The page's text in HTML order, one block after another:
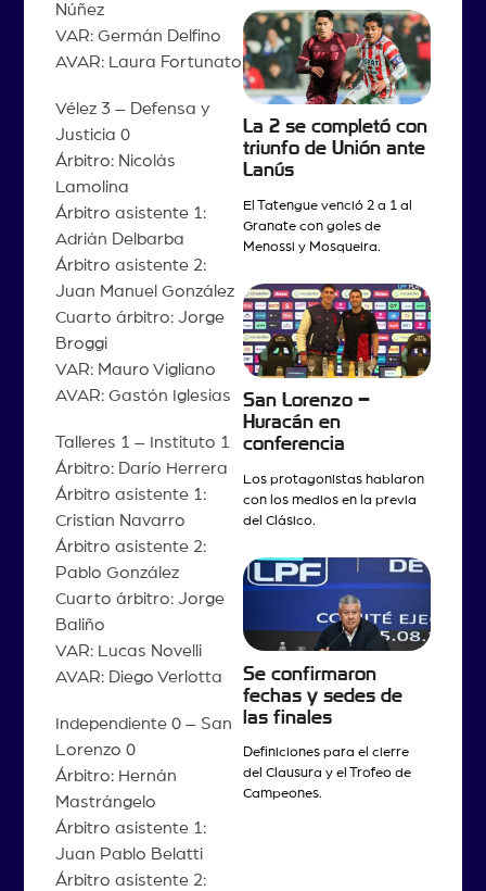
Núñez
VAR: Germán Delfino
AVAR: Laura Fortunato
Vélez 3 – Defensa y
Justicia 0
Árbitro: Nicolás
Lamolina
Árbitro asistente 1:
Adrián Delbarba
Árbitro asistente 2:
Juan Manuel González
Cuarto árbitro: Jorge
Broggi
VAR: Mauro Vigliano
AVAR: Gastón Iglesias
Talleres 1 – Instituto 1
Árbitro: Darío Herrera
Árbitro asistente 1:
Cristian Navarro
Árbitro asistente 2:
Pablo González
Cuarto árbitro: Jorge
Baliño
VAR: Lucas Novelli
AVAR: Diego Verlotta
Independiente 0 – San
Lorenzo 0
Árbitro: Hernán
Mastrángelo
Árbitro asistente 1:
Juan Pablo Belatti
Árbitro asistente 2:
La 2 se completó con
triunfo de Unión ante
Lanús
El Tatengue venció 2 a 1 al
Granate con goles de
Menossi y Mosqueira.
San Lorenzo –
Huracán en
conferencia
Los protagonistas hablaron
con los medios en la previa
del Clásico.
Se confirmaron
fechas y sedes de
las finales
Definiciones para el cierre
del Clausura y el Trofeo de
Campeones.